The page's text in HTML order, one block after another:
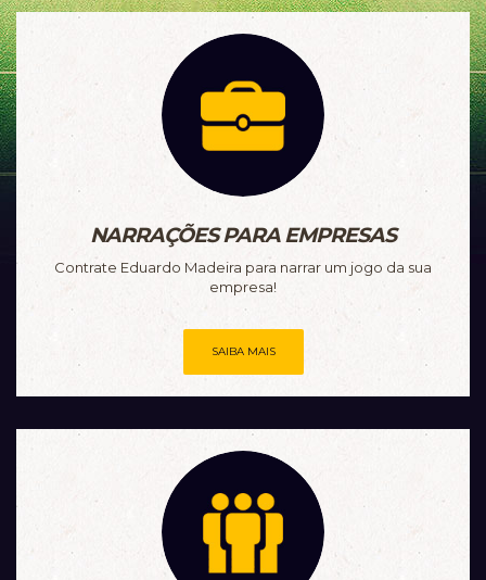
NARRAÇÕES PARA EMPRESAS
Contrate Eduardo Madeira para narrar um jogo da sua
empresa!
SAIBA MAIS